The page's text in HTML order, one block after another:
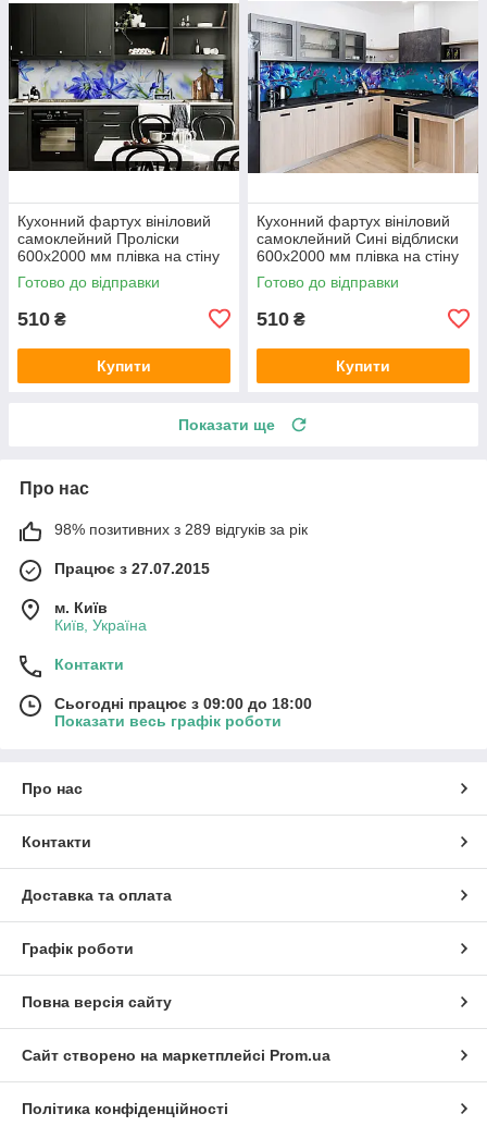
Кухонний фартух вініловий
самоклейний Проліски
600х2000 мм плівка на стіну
Happy Pocket Z181517
Готово до відправки
510 ₴
Купити
Кухонний фартух вініловий
самоклейний Сині відблиски
600х2000 мм плівка на стіну
Happy Pocket Z181563
Готово до відправки
510 ₴
Купити
Показати ще
Про нас
98% позитивних з 289 відгуків за рік
Працює з 27.07.2015
м. Київ
Київ, Україна
Контакти
Сьогодні працює з 09:00 до 18:00
Показати весь графік роботи
Про нас
Контакти
Доставка та оплата
Графік роботи
Повна версія сайту
Сайт створено на маркетплейсі Prom.ua
Політика конфіденційності